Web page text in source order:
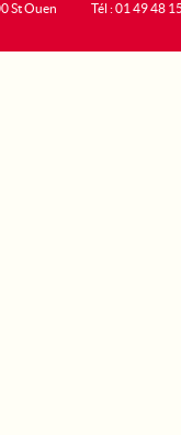
St Ouen
Tél : 01 49 48